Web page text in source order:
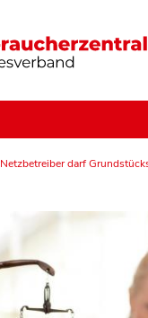
Netzbetreiber darf